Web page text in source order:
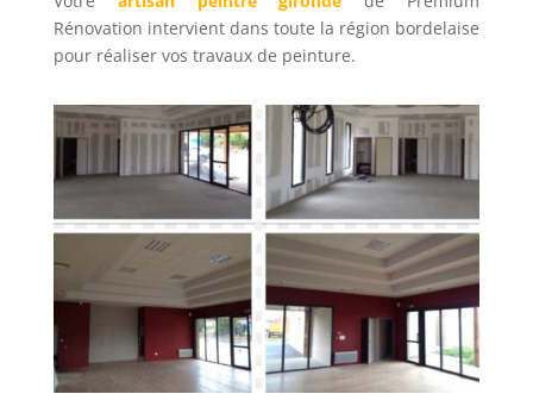
Rénovation intervient dans toute la région bordelaise
pour réaliser vos travaux de peinture.